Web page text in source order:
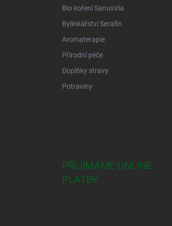
Bio koření SanusVia
Bylinkářství Serafin
Aromaterapie
Přírodní péče
Doplňky stravy
Potraviny
PŘIJÍMÁME ONLINE
PLATBY